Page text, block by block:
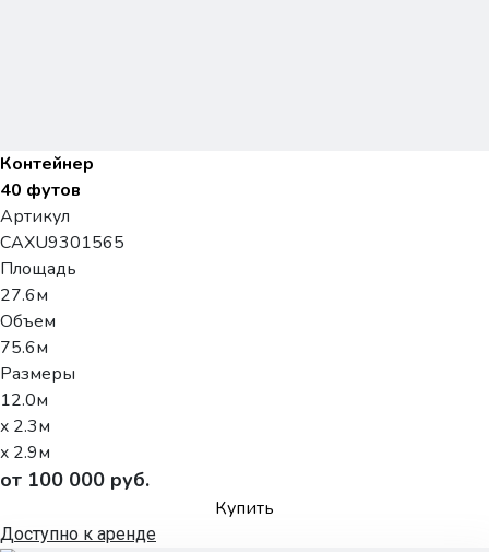
Контейнер
40 футов
Артикул
CAXU9301565
Площадь
27.6м
Объем
75.6м
Размеры
12.0м
x 2.3м
x 2.9м
от 100 000 руб.
Купить
Доступно к аренде